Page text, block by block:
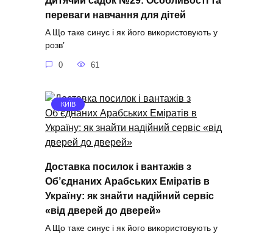
переваги навчання для дітей
A Що таке синус і як його використовують у
розв’
0 61
КИЇВ
Доставка посилок і вантажів з
Об’єднаних Арабських Еміратів в
Україну: як знайти надійний сервіс
«від дверей до дверей»
A Що таке синус і як його використовують у